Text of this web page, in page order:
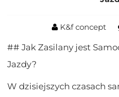
K&f concept
## Jak Zasilany jest
Jazdy?
W dzisiejszych czasach